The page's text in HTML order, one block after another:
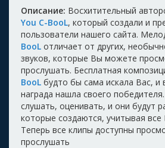
Описание: Восхитительный
You C-BooL, который создали и
пользователи нашего сайта.
BooL отличает от других,
звуков, которые Вы можете
прослушать. Бесплатная
BooL будто бы сама искала Вас, и
награда нашла своего
слушать, оценивать, и они будут
которые создаются, учитывая
Теперь все клипы доступны
прослушать